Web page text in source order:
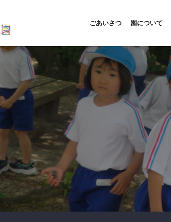
ごあいさつ 園について